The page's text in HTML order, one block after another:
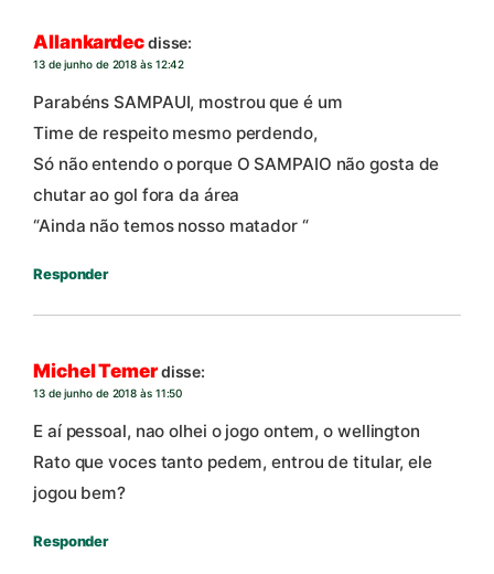
Allankardecdisse:
13 de junho de 2018 às 12:42
Parabéns SAMPAUI, mostrou que é um
Time de respeito mesmo perdendo,
Só não entendo o porque O SAMPAIO não gosta de
chutar ao gol fora da área
“Ainda não temos nosso matador “
Responder
Michel Temerdisse:
13 de junho de 2018 às 11:50
E aí pessoal, nao olhei o jogo ontem, o wellington
Rato que voces tanto pedem, entrou de titular, ele
jogou bem?
Responder